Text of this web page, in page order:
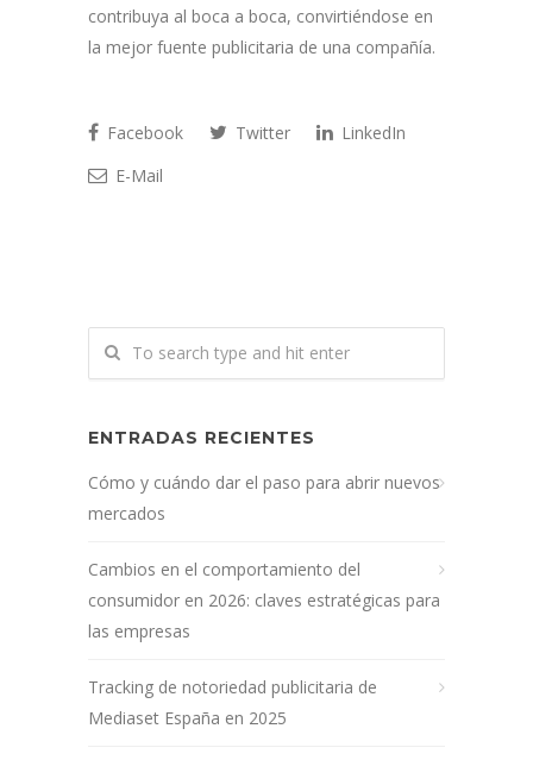
contribuya al boca a boca, convirtiéndose en
la mejor fuente publicitaria de una compañía.
Facebook Twitter
LinkedIn
E-Mail
ENTRADAS RECIENTES
Cómo y cuándo dar el paso para abrir nuevos
mercados
Cambios en el comportamiento del
consumidor en 2026: claves estratégicas para
las empresas
Tracking de notoriedad publicitaria de
Mediaset España en 2025